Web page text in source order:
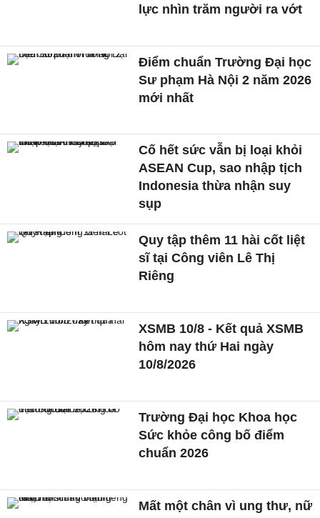
lực nhìn trăm người ra vớt
Điểm chuẩn Trường Đại học
Sư phạm Hà Nội 2 năm 2026
mới nhất
Cố hết sức vẫn bị loại khỏi
ASEAN Cup, sao nhập tịch
Indonesia thừa nhận suy
sụp
Quy tập thêm 11 hài cốt liệt
sĩ tại Công viên Lê Thị
Riêng
XSMB 10/8 - Kết quả XSMB
hôm nay thứ Hai ngày
10/8/2026
Trường Đại học Khoa học
Sức khỏe công bố điểm
chuẩn 2026
Mất một chân vì ung thư, nữ